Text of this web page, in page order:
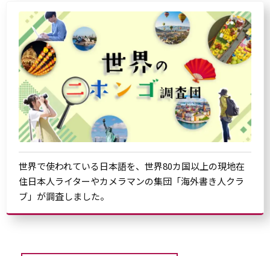
世界で使われている日本語を、世界80カ国以上の現地在
住日本人ライターやカメラマンの集団「海外書き人クラ
ブ」が調査しました。